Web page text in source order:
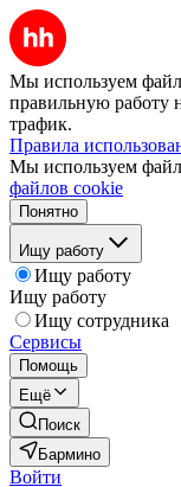
Мы используем
правильную работу
трафик.
Правила
Мы используем
файлов cookie
Понятно
Ищу работу
Ищу работу
Ищу работу
Ищу сотрудника
Сервисы
Помощь
Ещё
Поиск
Бармино
Войти